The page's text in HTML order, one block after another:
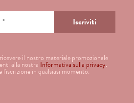
il nostro materiale promozionale
alla nostra Informativa sulla privacy.
l'iscrizione in qualsiasi momento.